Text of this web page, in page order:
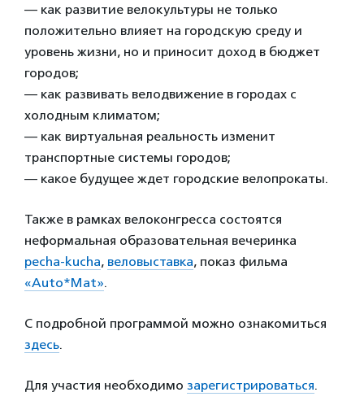
— как развитие велокультуры не только
положительно влияет на городскую среду и
уровень жизни, но и приносит доход в бюджет
городов;
— как развивать велодвижение в городах с
холодным климатом;
— как виртуальная реальность изменит
транспортные системы городов;
— какое будущее ждет городские велопрокаты.
Также в рамках велоконгресса состоятся
неформальная образовательная вечеринка
pecha-kucha, веловыставка, показ фильма
«Auto*Mat».
С подробной программой можно ознакомиться
здесь.
Для участия необходимо зарегистрироваться.